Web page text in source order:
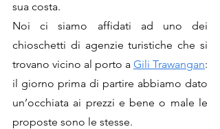
sua costa.
Noi ci siamo affidati ad uno dei
chioschetti di agenzie turistiche che si
trovano vicino al porto a Gili Trawangan:
il giorno prima di partire abbiamo dato
un’occhiata ai prezzi e bene o male le
proposte sono le stesse.